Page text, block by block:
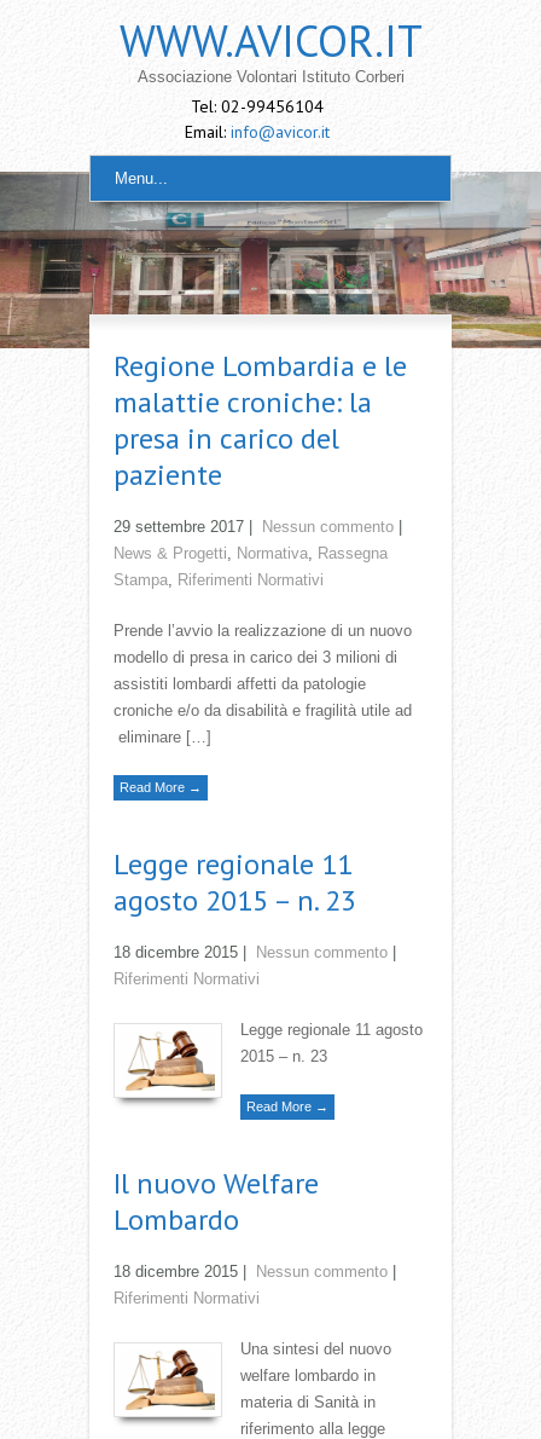
WWW.AVICOR.IT
Associazione Volontari Istituto Corberi
Tel: 02-99456104
Email: info@avicor.it
Menu...
Regione Lombardia e le
malattie croniche: la
presa in carico del
paziente
29 settembre 2017 Nessun commento
News & Progetti, Normativa, Rassegna
Stampa, Riferimenti Normativi
Prende l’avvio la realizzazione di un nuovo
modello di presa in carico dei 3 milioni di
assistiti lombardi affetti da patologie
croniche e/o da disabilità e fragilità utile ad
eliminare […]
Read More →
Legge regionale 11
agosto 2015 – n. 23
18 dicembre 2015 Nessun commento
Riferimenti Normativi
Legge regionale 11 agosto
2015 – n. 23
Read More →
Il nuovo Welfare
Lombardo
18 dicembre 2015 Nessun commento
Riferimenti Normativi
Una sintesi del nuovo
welfare lombardo in
materia di Sanità in
riferimento alla legge